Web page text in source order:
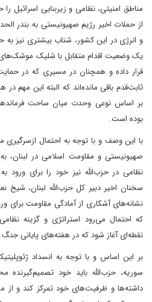
مناطق امنیتی، نظامی و زیربنایی اسرائیل
از حملات اخیر رژیم صهیونیستی به بندر
و انرژی در این کشور، شتاب بیشتری نیز
یک وضعیت اقدام متقابل با شلیک
قرار داده‌ و همچنان در مسیری که در حمایت
ثابت‌قدم باقی مانده‌اند که البته این مهم
بر اساس نوعی وحدت میان ساحت
بوده است.
با این‌ وصف و با توجه‌ به احتمال
صهیونیستی و مقاومت اسلامی در لبنان،
نظامی در حزب‌الله نیز خود را برای ورود
سخنان اخیر دبیر کل حزب‌الله لبنان، شیخ
نشانه‌های آشکاری از آمادگی مقاومت برای
که احتمال می‌رود استراتژی و گزینه
نقطه‌ای آغاز شود که در هفته‌های پایانی
بر این اساس و با توجه به انسداد
سوریه، حزب‌الله باید خود
داشته‌ها و ظرفیت‌های خود تمرکز کند و